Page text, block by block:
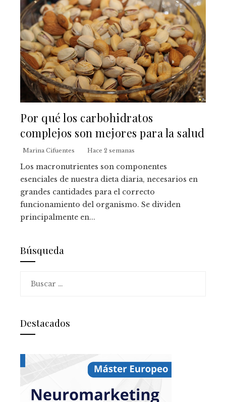
Por qué los carbohidratos
complejos son mejores para la salud
Marina Cifuentes Hace 2 semanas
Los macronutrientes son componentes
esenciales de nuestra dieta diaria, necesarios en
grandes cantidades para el correcto
funcionamiento del organismo. Se dividen
principalmente en...
Búsqueda
Destacados